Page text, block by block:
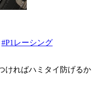
#P1レーシング
ければハミタイ防げるか